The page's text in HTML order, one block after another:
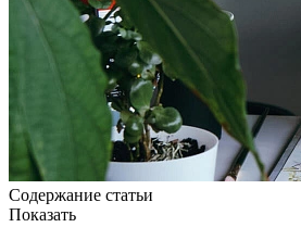
Содержание статьи
Показать